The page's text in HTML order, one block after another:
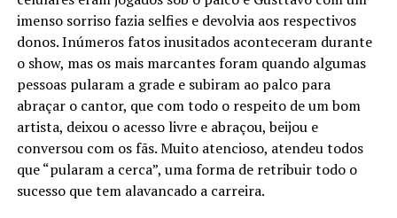
imenso sorriso fazia selfies e devolvia aos respectivos
donos. Inúmeros fatos inusitados aconteceram durante
o show, mas os mais marcantes foram quando algumas
pessoas pularam a grade e subiram ao palco para
abraçar o cantor, que com todo o respeito de um bom
artista, deixou o acesso livre e abraçou, beijou e
conversou com os fãs. Muito atencioso, atendeu todos
que “pularam a cerca”, uma forma de retribuir todo o
sucesso que tem alavancado a carreira.